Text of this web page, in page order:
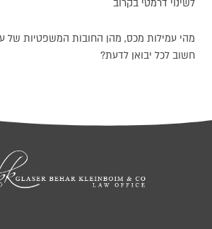
לשינוי דרמטי בקרוב
מהי עמילות מכס, מהן החובות המשפטיות של
חשוב לכל יבואן לדעת?